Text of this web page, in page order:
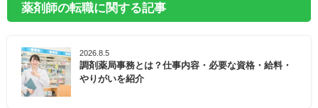
薬剤師の転職に関する記事
2026.8.5
調剤薬局事務とは？仕事内容・必要な資格・給料・
やりがいを紹介